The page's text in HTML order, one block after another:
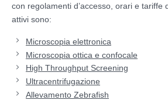
con regolamenti d’accesso, orari e tariffe
attivi sono:
Microscopia elettronica
Microscopia ottica e confocale
High Throughput Screening
Ultracentrifugazione
Allevamento Zebrafish